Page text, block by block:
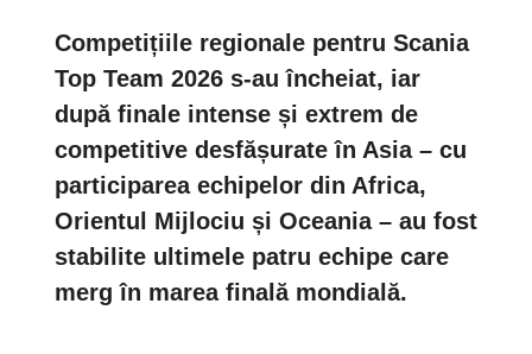
Competițiile regionale pentru Scania
Top Team 2026 s-au încheiat, iar
după finale intense și extrem de
competitive desfășurate în Asia – cu
participarea echipelor din Africa,
Orientul Mijlociu și Oceania – au fost
stabilite ultimele patru echipe care
merg în marea finală mondială.